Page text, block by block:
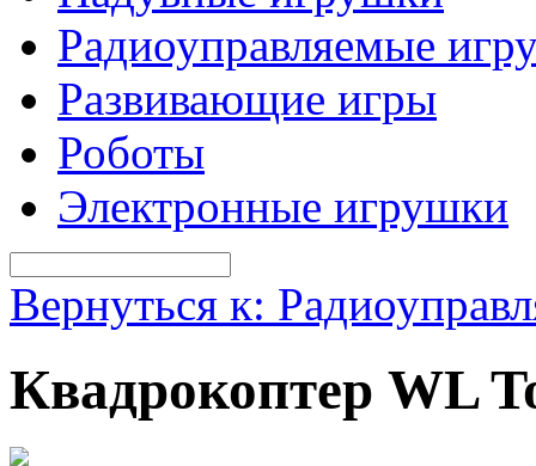
Радиоуправляемые
Развивающие игры
Роботы
Электронные игрушки
Вернуться к:
Квадрокоптер WL